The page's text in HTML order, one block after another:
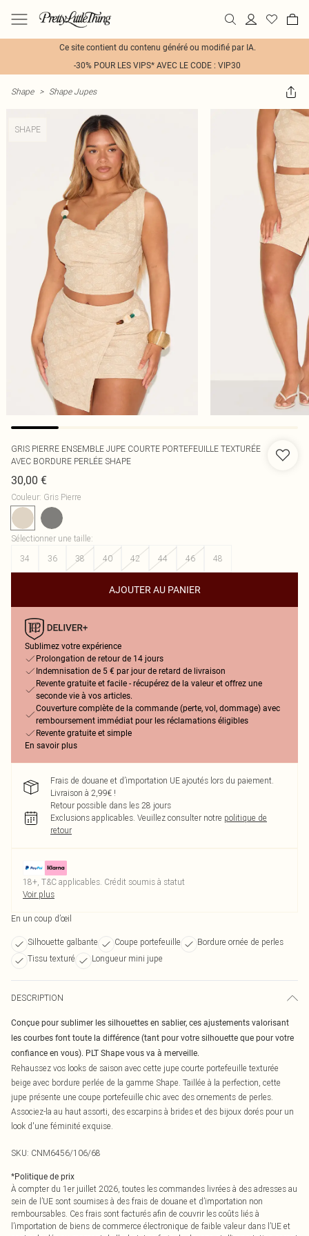
Ce site contient du contenu généré ou modifié par IA.
-30% POUR LES VIPS* AVEC LE CODE : VIP30
Shape > Shape Jupes
SHAPE
GRIS PIERRE ENSEMBLE JUPE COURTE PORTEFEUILLE TEXTURÉE
AVEC BORDURE PERLÉE SHAPE
30,00 €
Couleur: Gris Pierre
Sélectionner une taille:
34
36 38 40 42 44 46 48
AJOUTER AU PANIER
Sublimez votre expérience
Prolongation de retour de 14 jours
Indemnisation de 5 € par jour de retard de livraison
Revente gratuite et facile - récupérez de la valeur et offrez une
seconde vie à vos articles.
Couverture complète de la commande (perte, vol, dommage) avec
remboursement immédiat pour les réclamations éligibles
Revente gratuite et simple
En savoir plus
Frais de douane et d’importation UE ajoutés lors du paiement.
Livraison à 2,99€ !
Retour possible dans les 28 jours
Exclusions applicables. Veuillez consulter notre politique de
retour
18+, T&C applicables. Crédit soumis à statut
Voir plus
En un coup d’œil
Silhouette galbante Coupe portefeuille
Bordure ornée de perles
Tissu texturé
Longueur mini jupe
DESCRIPTION
Conçue pour sublimer les silhouettes en sablier, ces ajustements valorisant
les courbes font toute la différence (tant pour votre silhouette que pour votre
confiance en vous). PLT Shape vous va à merveille.
Rehaussez vos looks de saison avec cette jupe courte portefeuille texturée
beige avec bordure perlée de la gamme Shape. Taillée à la perfection, cette
jupe présente une coupe portefeuille chic avec des ornements de perles.
Associez-la au haut assorti, des escarpins à brides et des bijoux dorés pour un
look d'une féminité exquise.
SKU: CNM6456/106/68
*Politique de prix
À compter du 1er juillet 2026, toutes les commandes livrées à des adresses au
sein de l’UE sont soumises à des frais de douane et d’importation non
remboursables. Ces frais sont facturés afin de couvrir les coûts liés à
l’importation de biens de commerce électronique de faible valeur dans l’UE et